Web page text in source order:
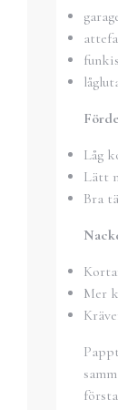
Låg
Lätt
Bra
Mer